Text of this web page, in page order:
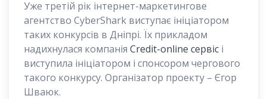
Уже третій рік інтернет-маркетингове
агентство CyberShark виступає ініціатором
таких конкурсів в Дніпрі. Їх прикладом
надихнулася компанія Credit-online сервіс і
виступила ініціатором і спонсором чергового
такого конкурсу. Організатор проекту – Єгор
Шваюк.